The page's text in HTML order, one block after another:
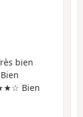
bien
Bien